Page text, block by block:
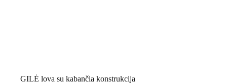
GILĖ lova su kabančia konstrukcija